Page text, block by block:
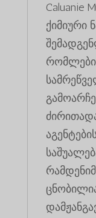
Caluanie
ქიმიური